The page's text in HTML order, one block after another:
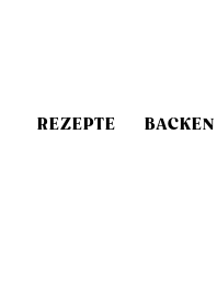
REZEPTE BACKEN